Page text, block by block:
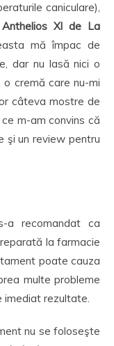
caniculare),
Anthelios Xl de La
mă împac de
dar nu lasă nici o
cremă care nu-mi
câteva mostre de
m-am convins că
şi un review pentru
a recomandat ca
la farmacie
poate cauza
multe probleme
imediat rezultate.
nu se foloseşte